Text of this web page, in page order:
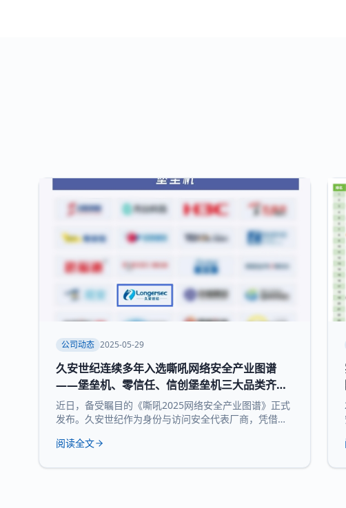
公司动态 2025-05-29
久安世纪连续多年入选嘶吼网络安全产业图谱
——堡垒机、零信任、信创堡垒机三大品类齐获
权威认可
近日，备受瞩目的《嘶吼2025网络安全产业图谱》正式
发布。久安世纪作为身份与访问安全代表厂商，凭借其
实力入选 堡垒机、零信任、信创堡垒机 三大细分领域，
阅读全文